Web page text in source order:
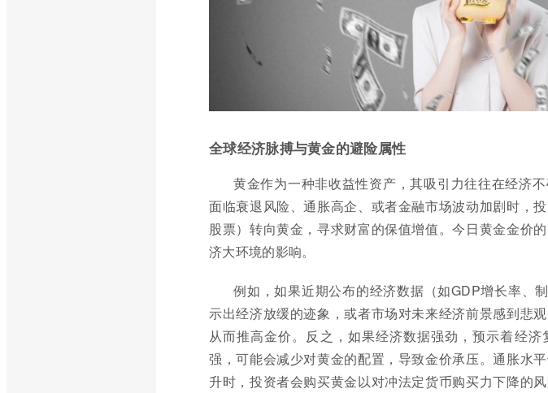
全球经济脉搏与黄金的避险属性
黄金作为一种非收益性资产，其吸引力往往在经济
面临衰退风险、通胀高企、或者金融市场波动加剧时，
股票）转向黄金，寻求财富的保值增值。今日黄金金价
济大环境的影响。
例如，如果近期公布的经济数据（如GDP增长率、
示出经济放缓的迹象，或者市场对未来经济前景感到悲
从而推高金价。反之，如果经济数据强劲，预示着经
强，可能会减少对黄金的配置，导致金价承压。通胀水
升时，投资者会购买黄金以对冲法定货币购买力下降的